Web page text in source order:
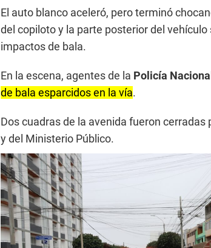
El auto blanco aceleró, pero terminó
del copiloto y la parte posterior del
impactos de bala.
En la escena, agentes de la Policía
de bala esparcidos en la vía.
Dos cuadras de la avenida fueron
y del Ministerio Público.